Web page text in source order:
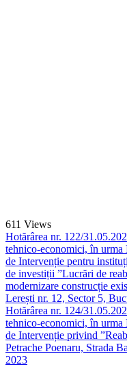
611 Views
Hotărârea nr. 122/
tehnico-economici, în
de Intervenție pentru
de investiții ”Lucrări de
modernizare construcție
Lerești nr. 12, Sector 5,
Hotărârea nr. 124/
tehnico-economici, în
de Intervenție privind
Petrache Poenaru, Strada
2023